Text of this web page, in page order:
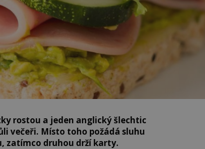
rostou a jeden anglický šlechtic
večeři. Místo toho požádá sluhu
zatímco druhou drží karty.